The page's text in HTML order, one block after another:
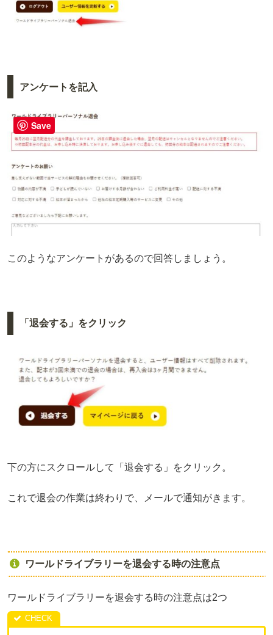
アンケートを記入
このようなアンケートがあるので回答しましょう。
「退会する」をクリック
下の方にスクロールして「退会する」をクリック。
これで退会の作業は終わりで、メールで通知がきます。
ワールドライブラリーを退会する時の注意点
ワールドライブラリーを退会する時の注意点は2つ
Save